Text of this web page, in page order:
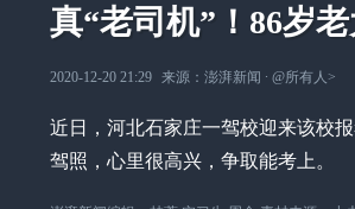
真“老司机”！86岁
2020-12-20 21:29 来源： 澎湃新闻 ∙ @所有人 >
近日，河北石家庄一驾校迎来该校
驾照，心里很高兴，争取能考上。